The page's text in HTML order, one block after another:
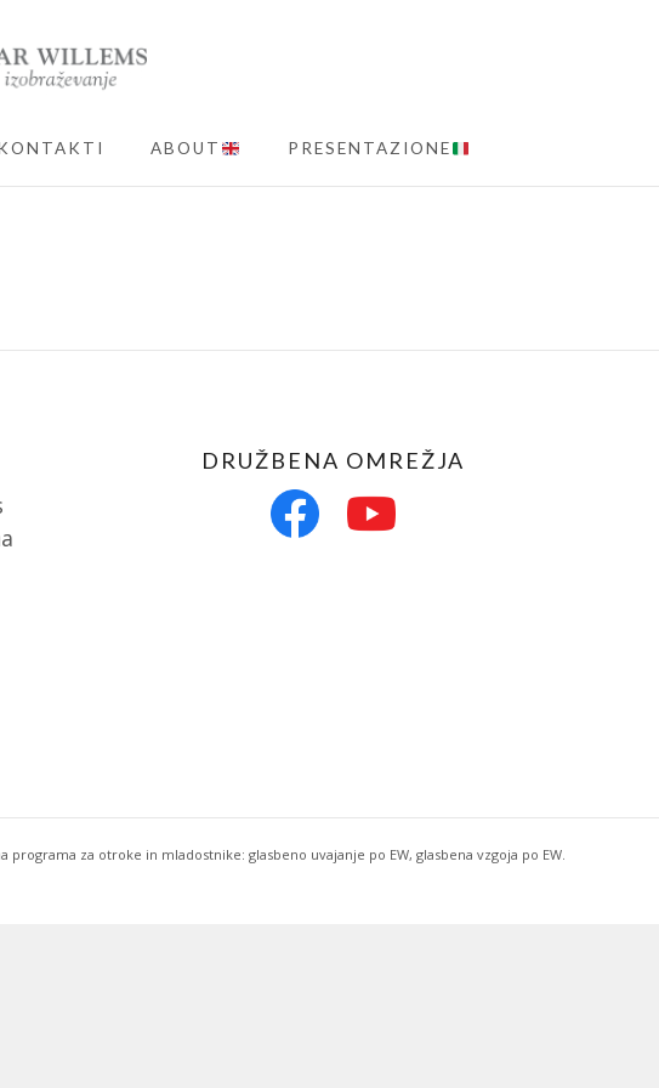
CHILD MENUABOUT PRESENTAZIONE
DRUŽBENA OMREŽJA
za otroke in mladostnike: glasbeno uvajanje po EW, glasbena vzgoja po EW.